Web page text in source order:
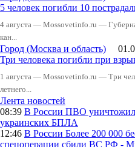
5 человек погибли 10
4 августа — Mossovetinfo.ru —
кан...
Город (Москва и область)
Три человека погибли при
1 августа — Mossovetinfo.ru — Три
летнего...
Лента новостей
08:39 В России ПВО
украинских БПЛА
12:46 В России Более 200 000
спецоперации сбили ВС РФ -